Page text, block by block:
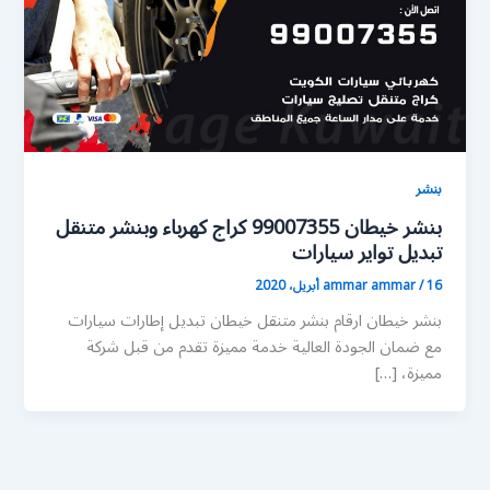
بنشر
بنشر خيطان 99007355 كراج كهرباء وبنشر متنقل
تبديل تواير سيارات
ammar ammar/16 أبريل، 2020
بنشر خيطان ارقام بنشر متنقل خيطان تبديل إطارات سيارات
مع ضمان الجودة العالية خدمة مميزة تقدم من قبل شركة
مميزة، […]